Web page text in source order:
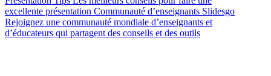
excellente présentation Communauté d’enseignants Slidesgo
Rejoignez une communauté mondiale d’enseignants et
d’éducateurs qui partagent des conseils et des outils